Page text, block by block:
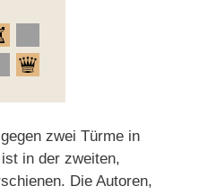
zwei Türme in
in der zweiten,
Die Autoren,